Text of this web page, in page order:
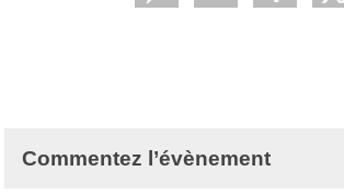
Commentez l’évènement